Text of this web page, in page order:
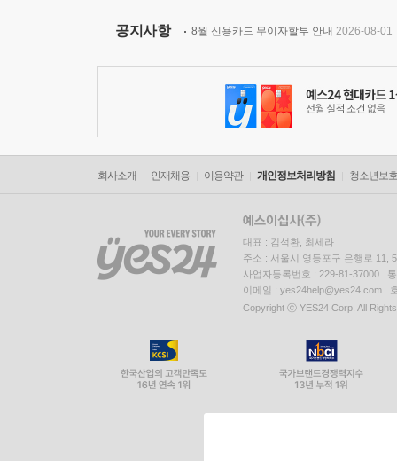
공지사항 8월 신용카드 무이자할부 안내 2026-08-01
회사소개 인재채용 이용약관 개인정보처리방침 청소년보
대표 : 김석환, 최세라
주소 : 서울시 영등포구 은행로 11,
사업자등록번호 : 229-81-37000
이메일 : yes24help@yes24.com
Copyright ⓒ YES24 Corp. All